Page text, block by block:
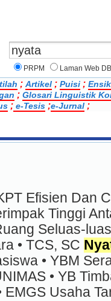
PRPM Laman Web
; Artikel ; Puisi ;
; Glosari Linguistik
; e-Tesis ;e-Jurnal ;
Efisien Dan
Tinggi
Seluas-
• TCS, SC
• YBM
• YB
EMGS Usaha